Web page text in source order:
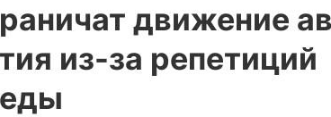
движение
из-за репетиций